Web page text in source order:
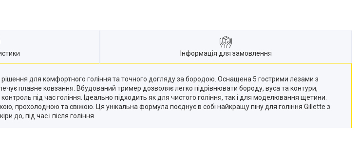
Інформація для замовлення
рішення для комфортного гоління та точного догляду за бородою. Оснащена 5 гострими лезами з
плавне ковзання. Вбудований тример дозволяє легко підрівнювати бороду, вуса та контури,
під час гоління. Ідеально підходить як для чистого гоління, так і для моделювання щетини.
прохолодною та свіжою. Ця унікальна формула поєднує в собі найкращу піну для гоління Gillette з
до, під час і після гоління.